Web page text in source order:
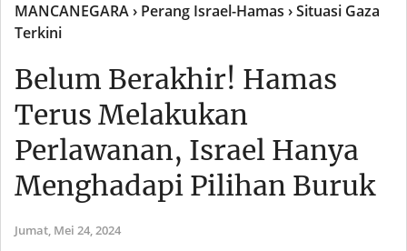
MANCANEGARA› Perang Israel-Hamas › Situasi Gaza
Terkini
Belum Berakhir! Hamas
Terus Melakukan
Perlawanan, Israel Hanya
Menghadapi Pilihan Buruk
Jumat, Mei 24, 2024